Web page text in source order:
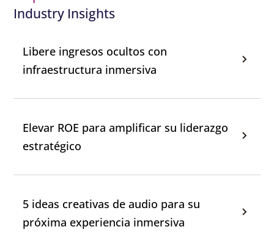
Industry Insights
Libere ingresos ocultos con
infraestructura inmersiva
Elevar ROE para amplificar su liderazgo
estratégico
5 ideas creativas de audio para su
próxima experiencia inmersiva